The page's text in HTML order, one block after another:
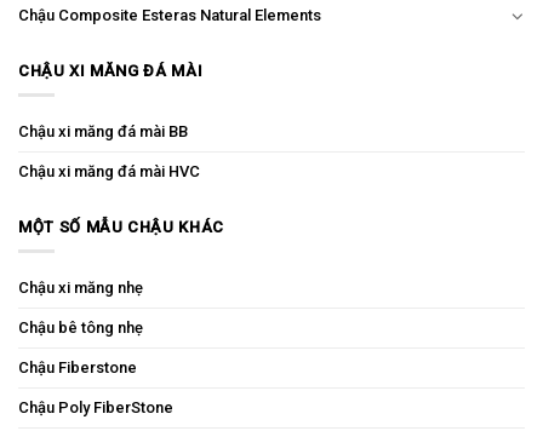
Chậu Composite Esteras Natural Elements
CHẬU XI MĂNG ĐÁ MÀI
Chậu xi măng đá mài BB
Chậu xi măng đá mài HVC
MỘT SỐ MẪU CHẬU KHÁC
Chậu xi măng nhẹ
Chậu bê tông nhẹ
Chậu Fiberstone
Chậu Poly FiberStone